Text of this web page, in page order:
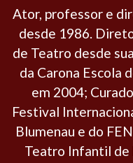
Ator, professor e
desde 1986.
de Teatro desde
da Carona Escola
em 2004;
Festival
Blumenau e do
Teatro Infantil de